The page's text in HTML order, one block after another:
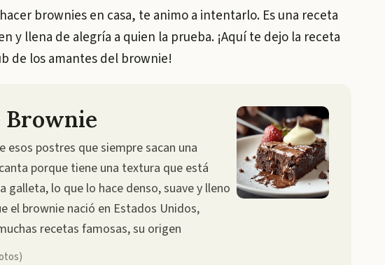
brownies en casa, te animo a intentarlo. Es una receta
y llena de alegría a quien la prueba. ¡Aquí te dejo la receta
de los amantes del brownie!
Brownie
esos postres que siempre sacan una
porque tiene una textura que está
galleta, lo que lo hace denso, suave y lleno
el brownie nació en Estados Unidos,
recetas famosas, su origen
)